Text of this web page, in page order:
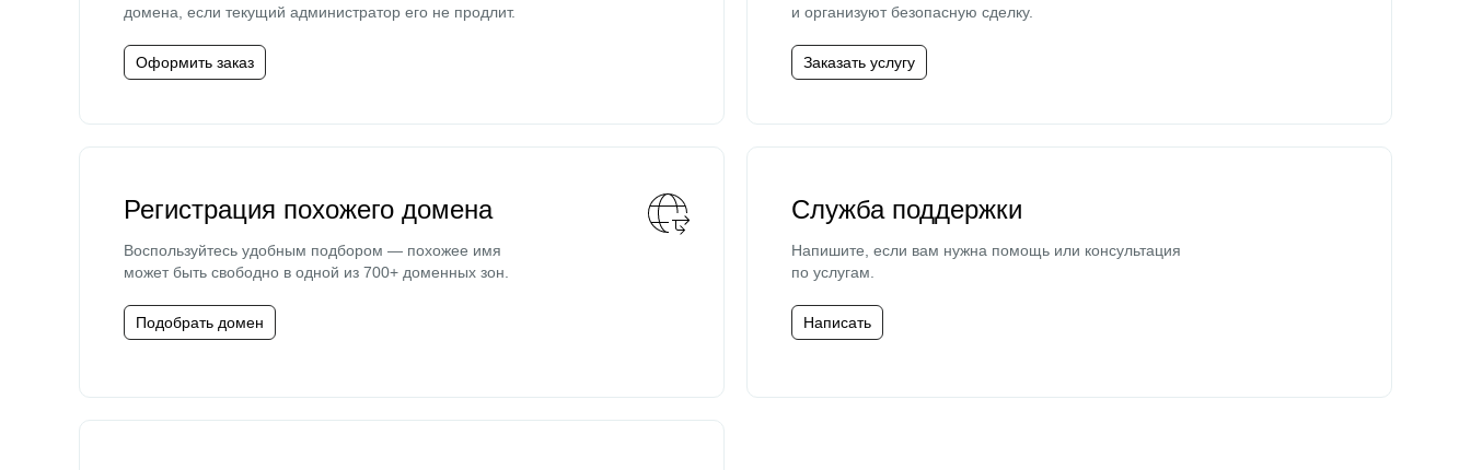
домена, если текущий администратор его не продлит.
Оформить заказ
и организуют безопасную сделку.
Заказать услугу
Регистрация похожего домена
Воспользуйтесь удобным подбором — похожее имя
может быть свободно в одной из 700+ доменных зон.
Подобрать домен
Служба поддержки
Напишите, если вам нужна помощь или консультация
по услугам.
Написать